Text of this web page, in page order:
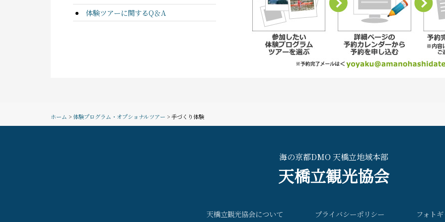
体験ツアーに関するQ＆A
ホーム >体験プログラム・オプショナルツアー > 手づくり体験
海の京都DMO 天橋立地域本部
天橋立観光協会
天橋立観光協会について プライバシーポリシー フォト